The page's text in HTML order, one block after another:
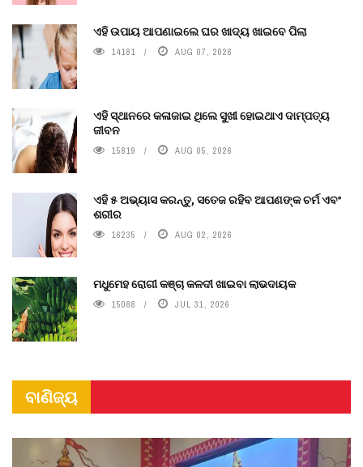
ଏହି ଉପାୟ ଆପଣାଇଲେ ଘର ଖାଦ୍ୟ ଖାଇବେ ପିଲା
14181 AUG 07, 2026
ଏହି ସ୍ଥାନରେ କଳାଜାଇ ଥିଲେ ସୁଖୀ ହୋଇଥାଏ ଦାମ୍ପତ୍ୟ
ଜୀବନ
15819 AUG 05, 2026
ଏହି ୫ ଅଭ୍ୟାସ କରନ୍ତୁ, ସତେଜ ରହିବ ଆପଣଙ୍କ ଚର୍ମ ଏବଂ
ଶରୀର
16235 AUG 02, 2026
ମଧୁମେହ ରୋଗୀ କଞ୍ଚା କଳଦୀ ଖାଇବା ଲାଭଦାୟକ
15088 JUL 31, 2026
ବାଣିଜ୍ୟ